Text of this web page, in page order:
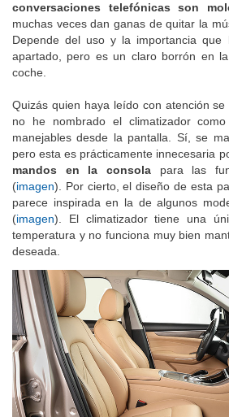
conversaciones telefónicas son
muchas veces dan ganas de quitar la
Depende del uso y la importancia
apartado, pero es un claro borrón en
coche.
Quizás quien haya leído con atención
no he nombrado el climatizador
manejables desde la pantalla. Sí, se
pero esta es prácticamente innecesaria
mandos en la consolapara las
(imagen). Por cierto, el diseño de esta
parece inspirada en la de algunos
(imagen). El climatizador tiene una
temperatura y no funciona muy bien
deseada.